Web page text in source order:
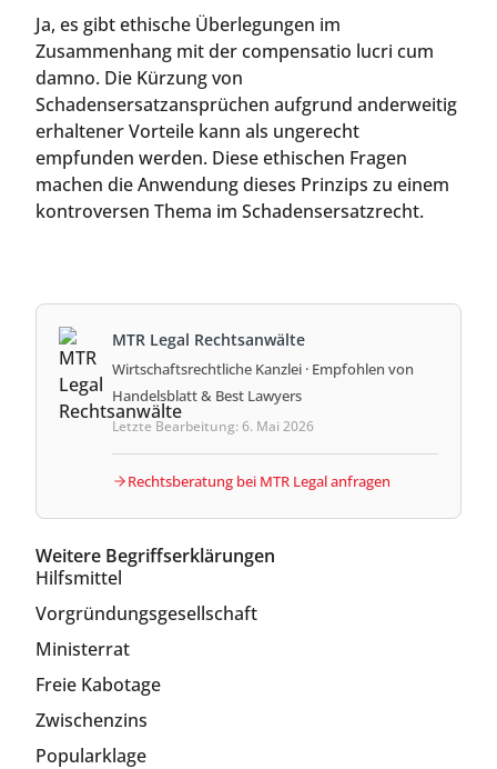
Ja, es gibt ethische Überlegungen im
Zusammenhang mit der compensatio lucri cum
damno. Die Kürzung von
Schadensersatzansprüchen aufgrund anderweitig
erhaltener Vorteile kann als ungerecht
empfunden werden. Diese ethischen Fragen
machen die Anwendung dieses Prinzips zu einem
kontroversen Thema im Schadensersatzrecht.
MTR Legal Rechtsanwälte
Wirtschaftsrechtliche Kanzlei · Empfohlen von
Handelsblatt & Best Lawyers
Letzte Bearbeitung: 6. Mai 2026
Rechtsberatung bei MTR Legal anfragen
Weitere Begriffserklärungen
Hilfsmittel
Vorgründungsgesellschaft
Ministerrat
Freie Kabotage
Zwischenzins
Popularklage